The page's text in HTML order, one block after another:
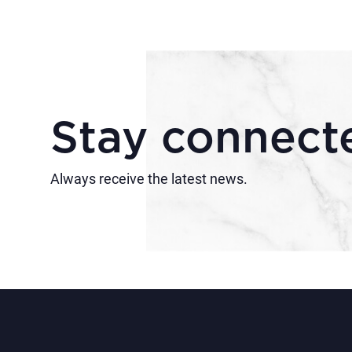
Stay
Always receive the latest news.